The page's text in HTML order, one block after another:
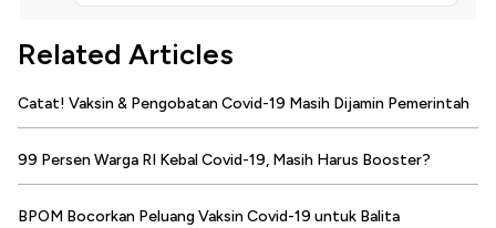
Related Articles
Catat! Vaksin & Pengobatan Covid-19 Masih Dijamin Pemerintah
99 Persen Warga RI Kebal Covid-19, Masih Harus Booster?
BPOM Bocorkan Peluang Vaksin Covid-19 untuk Balita